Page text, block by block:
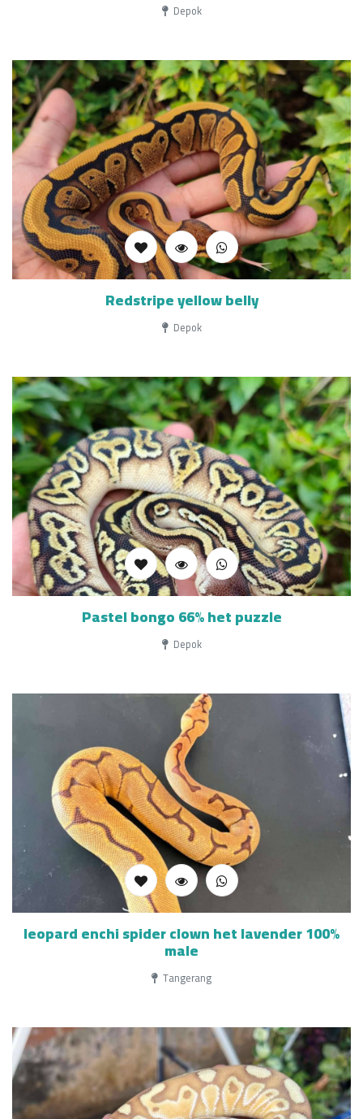
Depok
Redstripe yellow belly
Depok
Pastel bongo 66% het puzzle
Depok
leopard enchi spider clown het lavender 100%
male
Tangerang